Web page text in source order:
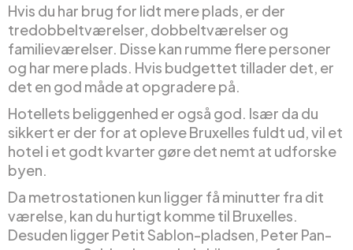
Hvis du har brug for lidt mere plads, er der
tredobbeltværelser, dobbeltværelser og
familieværelser. Disse kan rumme flere personer
og har mere plads. Hvis budgettet tillader det, er
det en god måde at opgradere på.
Hotellets beliggenhed er også god. Især da du
sikkert er der for at opleve Bruxelles fuldt ud, vil et
hotel i et godt kvarter gøre det nemt at udforske
byen.
Da metrostationen kun ligger få minutter fra dit
værelse, kan du hurtigt komme til Bruxelles.
Desuden ligger Petit Sablon-pladsen, Peter Pan-